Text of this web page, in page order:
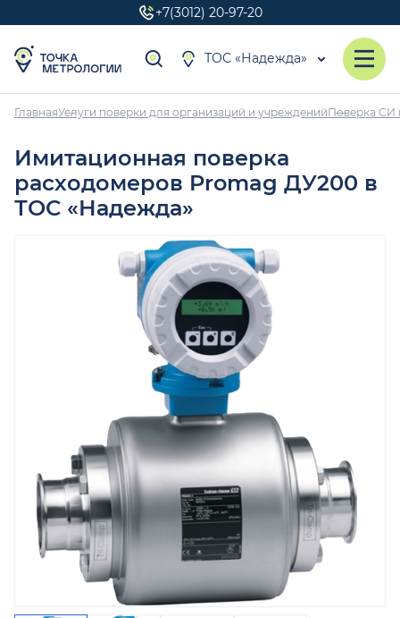
+7(3012) 20-97-20
ТОС «Надежда»
ГлавнаяУслуги поверки для организаций и учрежденийПоверка СИ
Имитационная поверка
расходомеров Promag ДУ200 в
ТОС «Надежда»